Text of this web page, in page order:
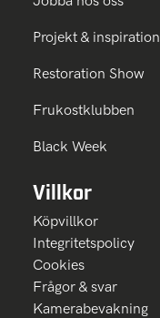
Projekt & inspiration
Restoration Show
Frukostklubben
Black Week
Villkor
Köpvillkor
Integritetspolicy
Cookies
Frågor & svar
Kamerabevakning